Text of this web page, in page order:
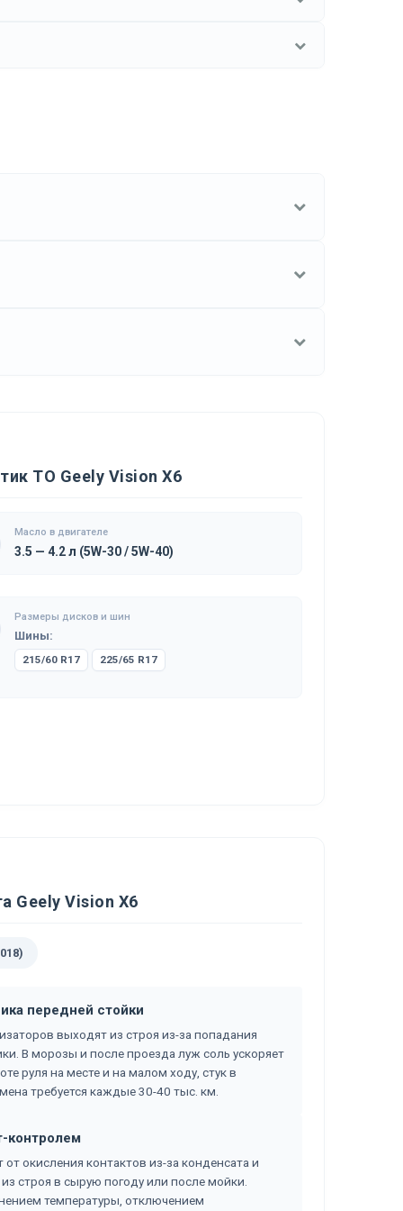
ТО Geely Vision X6
Масло в двигателе
3.5 — 4.2 л (5W-30 / 5W-40)
Размеры дисков и шин
Шины:
215/60 R17 225/65 R17
Geely Vision X6
передней стойки
выходят из строя из-за попадания
В морозы и после проезда луж соль ускоряет
руля на месте и на малом ходу, стук в
требуется каждые 30-40 тыс. км.
контролем
окисления контактов из-за конденсата и
строя в сырую погоду или после мойки.
температуры, отключением